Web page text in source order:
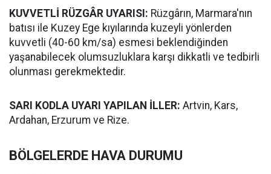
KUVVETLİ RÜZGÂR UYARISI: Rüzgârın, Marmara'nın
batısı ile Kuzey Ege kıyılarında kuzeyli yönlerden
kuvvetli (40-60 km/sa) esmesi beklendiğinden
yaşanabilecek olumsuzluklara karşı dikkatli ve tedbirli
olunması gerekmektedir.
SARI KODLA UYARI YAPILAN İLLER: Artvin, Kars,
Ardahan, Erzurum ve Rize.
BÖLGELERDE HAVA DURUMU